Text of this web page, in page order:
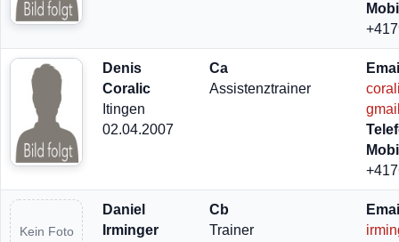
Denis
Coralic
Itingen
02.04.2007
Ca
Assistenztrainer
Kein Foto
Daniel
Irminger
Cb
Trainer